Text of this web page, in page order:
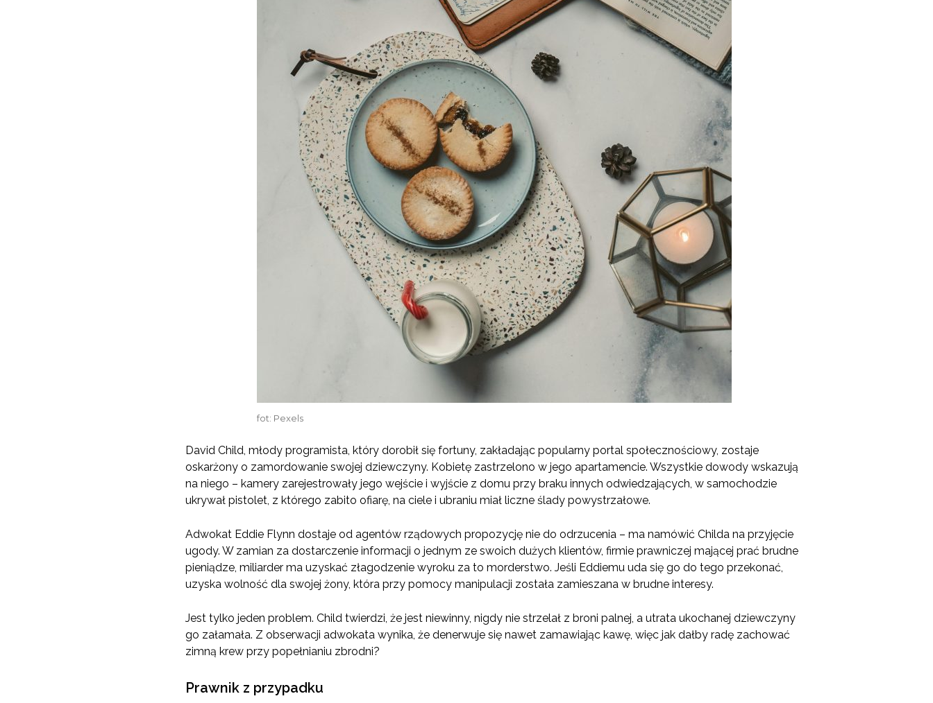
fot: Pexels
David Child, młody programista, który dorobił się fortuny, zakładając popularny portal społecznościowy, zostaje
oskarżony o zamordowanie swojej dziewczyny. Kobietę zastrzelono w jego apartamencie. Wszystkie dowody wskazują
na niego – kamery zarejestrowały jego wejście i wyjście z domu przy braku innych odwiedzających, w samochodzie
ukrywał pistolet, z którego zabito ofiarę, na ciele i ubraniu miał liczne ślady powystrzałowe.
Adwokat Eddie Flynn dostaje od agentów rządowych propozycję nie do odrzucenia – ma namówić Childa na przyjęcie
ugody. W zamian za dostarczenie informacji o jednym ze swoich dużych klientów, firmie prawniczej mającej prać brudne
pieniądze, miliarder ma uzyskać złagodzenie wyroku za to morderstwo. Jeśli Eddiemu uda się go do tego przekonać,
uzyska wolność dla swojej żony, która przy pomocy manipulacji została zamieszana w brudne interesy.
Jest tylko jeden problem. Child twierdzi, że jest niewinny, nigdy nie strzelał z broni palnej, a utrata ukochanej dziewczyny
go załamała. Z obserwacji adwokata wynika, że denerwuje się nawet zamawiając kawę, więc jak dałby radę zachować
zimną krew przy popełnianiu zbrodni?
Prawnik z przypadku